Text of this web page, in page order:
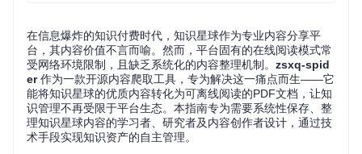
在信息爆炸的知识付费时代，知识星球作为专业内容分享平
台，其内容价值不言而喻。然而，平台固有的在线阅读模式常
受网络环境限制，且缺乏系统化的内容整理机制。 zsxq-spid
er作为一款开源内容爬取工具，专为解决这一痛点而生——它
能将知识星球的优质内容转化为可离线阅读的PDF文档，让知
识管理不再受限于平台生态。本指南专为需要系统性保存、整
理知识星球内容的学习者、研究者及内容创作者设计，通过技
术手段实现知识资产的自主管理。